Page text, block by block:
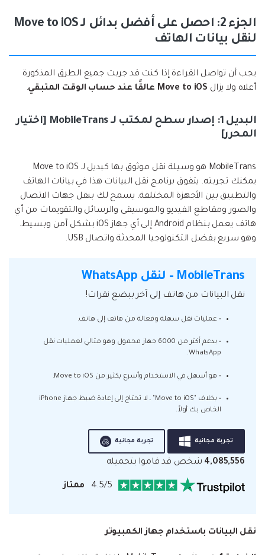
الجزء 2: احصل على أفضل بدائل لـ Move to iOS
لنقل بيانات الهاتف
يجب أن تواصل القراءة إذا كنت قد جربت جميع الطرق المذكورة
أعلاه ولا يزال Move to iOS عالقًا عند حساب الوقت المتبقي .
البديل 1: إصدار سطح لمكتب لـ MobileTrans [اختيار
المحرر]
MobileTrans هو وسيلة نقل موثوق بها كبديل لـ Move to iOS
يمكنك تجربته. يتفوق برنامج نقل البيانات هذا في بيانات الهاتف
والتطبيق بين الأجهزة المختلفة. يسمح لك بنقل جهات الاتصال
والصور ومقاطع الفيديو والموسيقى والرسائل والتقويمات من أي
هاتف يعمل بنظام Android إلى أي جهاز iOS بشكل آمن وبسيط.
وهو سريع بفضل التكنولوجيا المحدثة واتصال USB.
MobileTrans – لنقل WhatsApp
نقل البيانات من هاتف إلى آخر ببضع نقرات!
• عمليات نقل سهلة وفعالة من هاتف إلى هاتف.
• يدعم أكثر من 6000 جهاز محمول وهو مثالي لعمليات نقل
WhatsApp.
• هو أسهل في الاستخدام وأسرع بكثير من Move to iOS.
• بخلاف "Move to iOS" ، لا تحتاج إلى إعادة ضبط جهاز iPhone
الخاص بك أولاً.
تجربة مجانية تجربة مجانية
4,085,556 شخص قد قاموا بتحميله
4.5/5 ممتاز
نقل البيانات باستخدام جهاز الكمبيوتر